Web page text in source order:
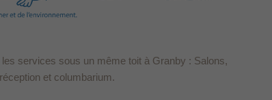
services sous un même toit à Granby : Salons,
et columbarium.